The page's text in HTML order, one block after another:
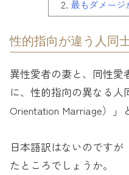
最もダメージ
性的指向が違う人同
異性愛者の妻と、同性愛
に、性的指向の異なる人
Orientation Marriage）」
日本語訳はないのですが
たところでしょうか。